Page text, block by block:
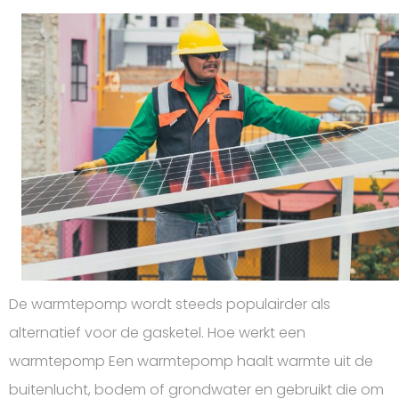
De warmtepomp wordt steeds populairder als
alternatief voor de gasketel. Hoe werkt een
warmtepomp Een warmtepomp haalt warmte uit de
buitenlucht, bodem of grondwater en gebruikt die om